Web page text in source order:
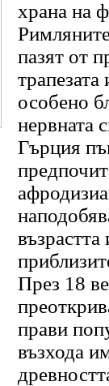
храна на
пазят от
трапезата
особено
нервната
Гърция
възрастта
През 18
прави
възхода